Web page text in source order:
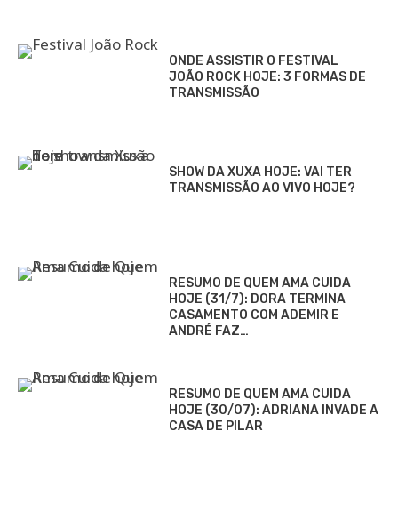
ONDE ASSISTIR O FESTIVAL
JOÃO ROCK HOJE: 3 FORMAS DE
TRANSMISSÃO
SHOW DA XUXA HOJE: VAI TER
TRANSMISSÃO AO VIVO HOJE?
RESUMO DE QUEM AMA CUIDA
HOJE (31/7): DORA TERMINA
CASAMENTO COM ADEMIR E
ANDRÉ FAZ…
RESUMO DE QUEM AMA CUIDA
HOJE (30/07): ADRIANA INVADE A
CASA DE PILAR